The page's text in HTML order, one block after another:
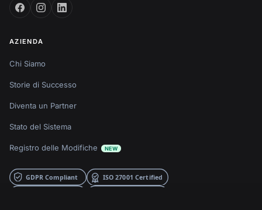
AZIENDA
Chi Siamo
Storie di Successo
Diventa un Partner
Stato del Sistema
Registro delle Modifiche NEW